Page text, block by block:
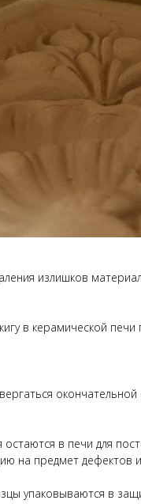
излишков
в керамической
остаются в печи для
на предмет дефектов
упаковываются в